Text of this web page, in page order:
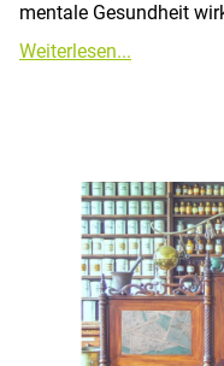
mentale Gesundheit
Weiterlesen...